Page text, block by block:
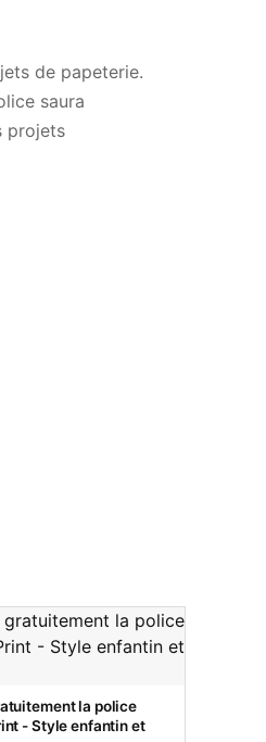
de papeterie.
saura
projets
la police
- Style enfantin et